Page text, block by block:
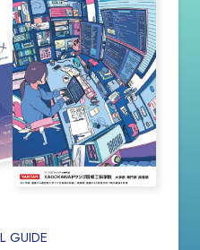
GUIDE